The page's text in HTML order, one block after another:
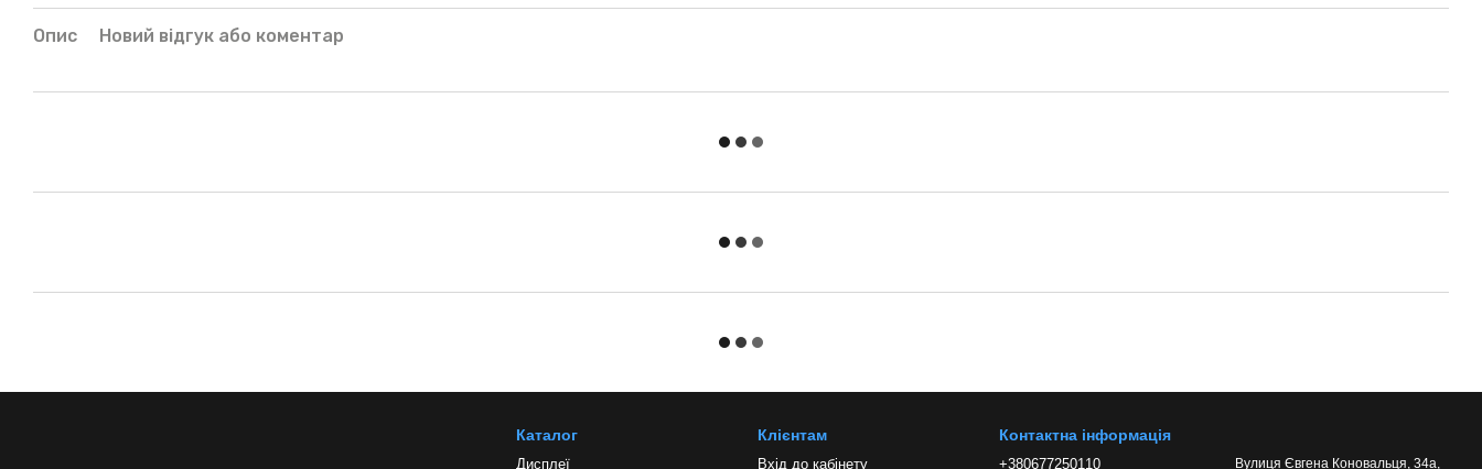
Опис Новий відгук або коментар
Каталог
Дисплеї
Клієнтам
Вхід до кабінету
Контактна інформація
+380677250110 Вулиця Євгена Коновальця, 34а,